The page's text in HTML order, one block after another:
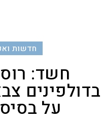
חדשות
חשד:
בדולפינים
על